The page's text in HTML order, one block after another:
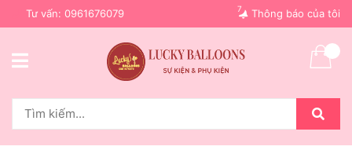
Tư vấn: 0961676079 Thông báo của tôi
7